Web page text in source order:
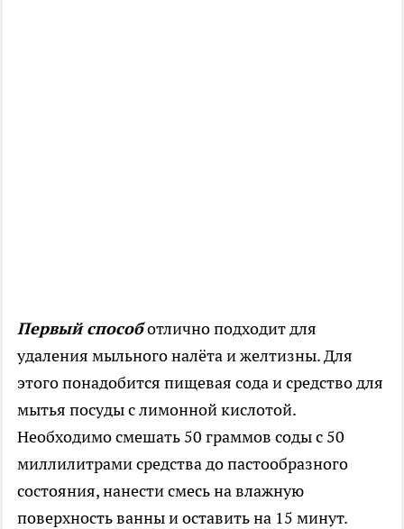
Первый способотлично подходит для
удаления мыльного налёта и желтизны. Для
этого понадобится пищевая сода и средство для
мытья посуды с лимонной кислотой.
Необходимо смешать 50 граммов соды с 50
миллилитрами средства до пастообразного
состояния, нанести смесь на влажную
поверхность ванны и оставить на 15 минут.